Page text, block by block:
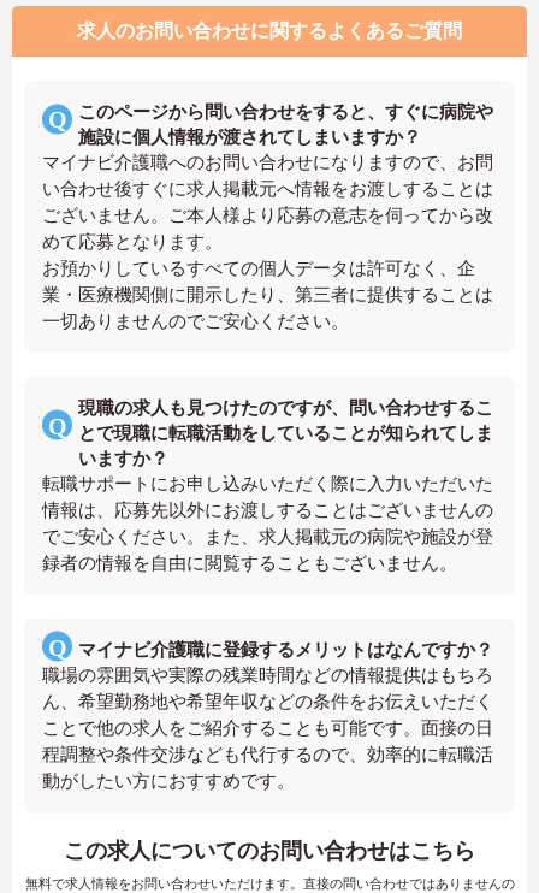
求人のお問い合わせに関するよくあるご質問
このページから問い合わせをすると、すぐに病院や
施設に個人情報が渡されてしまいますか？
マイナビ介護職へのお問い合わせになりますので、お問
い合わせ後すぐに求人掲載元へ情報をお渡しすることは
ございません。ご本人様より応募の意志を伺ってから改
めて応募となります。
お預かりしているすべての個人データは許可なく、企
業・医療機関側に開示したり、第三者に提供することは
一切ありませんのでご安心ください。
現職の求人も見つけたのですが、問い合わせするこ
とで現職に転職活動をしていることが知られてしま
いますか？
転職サポートにお申し込みいただく際に入力いただいた
情報は、応募先以外にお渡しすることはございませんの
でご安心ください。また、求人掲載元の病院や施設が登
録者の情報を自由に閲覧することもございません。
マイナビ介護職に登録するメリットはなんですか？
職場の雰囲気や実際の残業時間などの情報提供はもちろ
ん、希望勤務地や希望年収などの条件をお伝えいただく
ことで他の求人をご紹介することも可能です。面接の日
程調整や条件交渉なども代行するので、効率的に転職活
動がしたい方におすすめです。
この求人についてのお問い合わせはこちら
無料で求人情報をお問い合わせいただけます。直接の問い合わせではありませんの